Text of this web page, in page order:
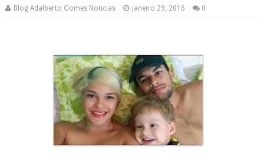
Blog Adalberto Gomes Noticias janeiro 29, 2016 0